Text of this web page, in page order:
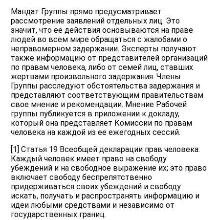
Мандат Группы прямо предусматривает
рассмотрение заявлений отдельных лиц. Это
значит, что ее действия основываются на праве
людей во всем мире обращаться с жалобами о
неправомерном задержании. Эксперты получают
также информацию от представителей организаций
по правам человека, либо от семей лиц, ставших
жертвами произвольного задержания. Члены
Группы расследуют обстоятельства задержания и
представляют соответствующим правительствам
свое мнение и рекомендации. Мнение Рабочей
группы публикуется в приложении к докладу,
который она представляет Комиссии по правам
человека на каждой из ее ежегодных сессий.
[1] Статья 19 Всеобщей декларации прав человека:
Каждый человек имеет право на свободу
убеждений и на свободное выражение их; это право
включает свободу беспрепятственно
придерживаться своих убеждений и свободу
искать, получать и распространять информацию и
идеи любыми средствами и независимо от
государственных границ.